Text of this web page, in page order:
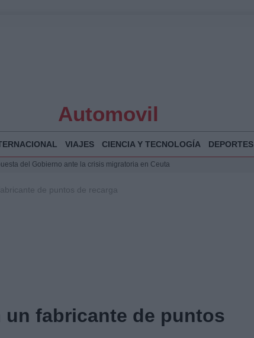
Automovil
VIAJES CIENCIA Y TECNOLOGÍA DEPORTES
del Gobierno ante la crisis migratoria en Ceuta
Jesús Vivas en Palma para analizar la situación en Ceuta
de puntos de recarga
un fabricante de puntos